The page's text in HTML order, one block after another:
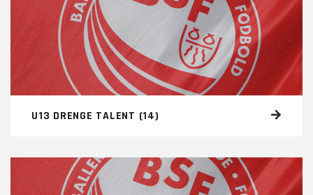
U13 DRENGE TALENT (14)